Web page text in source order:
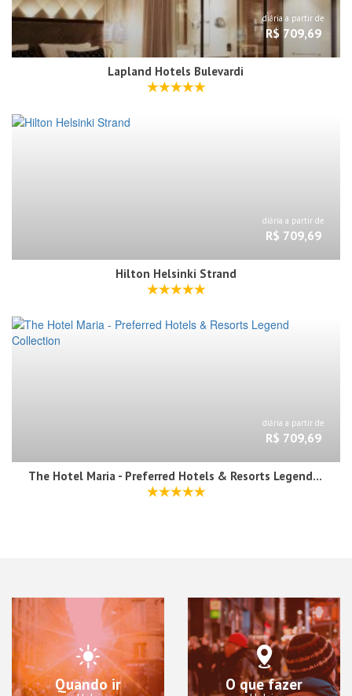
diária a partir de
R$ 709,69
Lapland Hotels Bulevardi
diária a partir de
R$ 709,69
Hilton Helsinki Strand
diária a partir de
R$ 709,69
The Hotel Maria - Preferred Hotels & Resorts Legend Collection
Quando ir O que fazer